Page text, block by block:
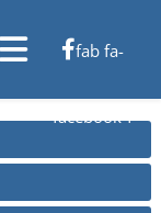
fab fa-
facebook-f